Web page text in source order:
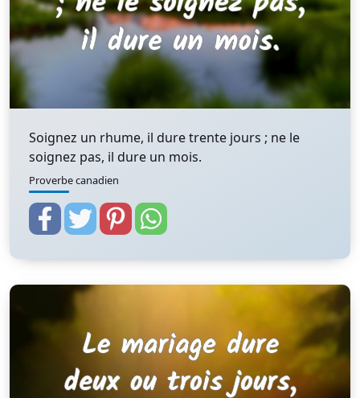
Soignez un rhume, il dure trente jours ; ne le
soignez pas, il dure un mois.
Proverbe canadien